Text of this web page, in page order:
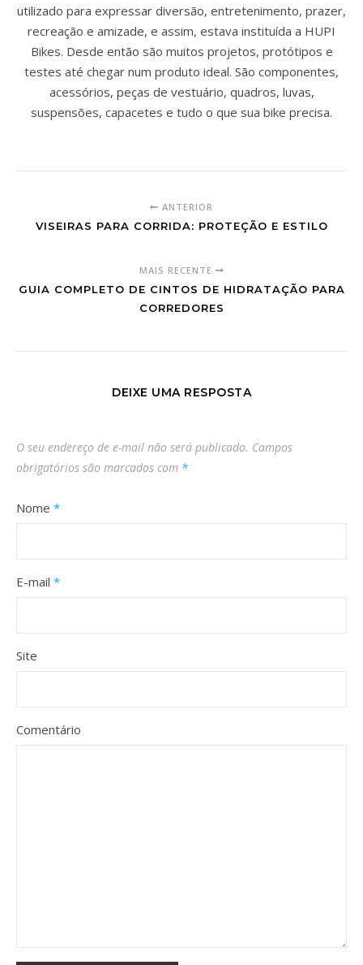
utilizado para expressar diversão, entretenimento, prazer,
recreação e amizade, e assim, estava instituída a HUPI
Bikes. Desde então são muitos projetos, protótipos e
testes até chegar num produto ideal. São componentes,
acessórios, peças de vestuário, quadros, luvas,
suspensões, capacetes e tudo o que sua bike precisa.
ANTERIOR
VISEIRAS PARA CORRIDA: PROTEÇÃO E ESTILO
MAIS RECENTE
GUIA COMPLETO DE CINTOS DE HIDRATAÇÃO PARA
CORREDORES
DEIXE UMA RESPOSTA
O seu endereço de e-mail não será publicado. Campos
obrigatórios são marcados com *
Nome *
E-mail *
Site
Comentário